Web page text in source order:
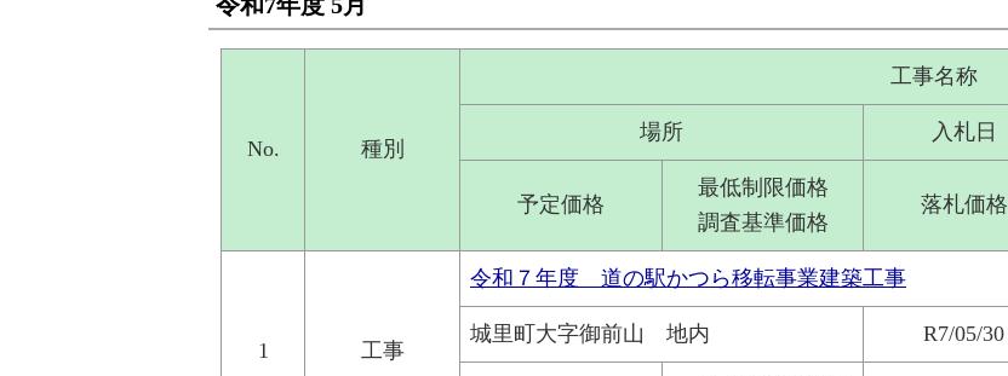
令和7年度 5月
No. 種別
工事名称
場所 入札日
予定価格
最低制限価格
調査基準価格
落札価格
1 工事
令和７年度 道の駅かつら移転事業建築工事
城里町大字御前山 地内 R7/05/30